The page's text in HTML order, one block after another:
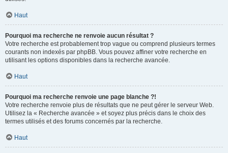
Haut
Pourquoi ma recherche ne renvoie aucun résultat ?
Votre recherche est probablement trop vague ou comprend plusieurs termes
courants non indexés par phpBB. Vous pouvez affiner votre recherche en
utilisant les options disponibles dans la recherche avancée.
Haut
Pourquoi ma recherche renvoie une page blanche ?!
Votre recherche renvoie plus de résultats que ne peut gérer le serveur Web.
Utilisez la « Recherche avancée » et soyez plus précis dans le choix des
termes utilisés et des forums concernés par la recherche.
Haut